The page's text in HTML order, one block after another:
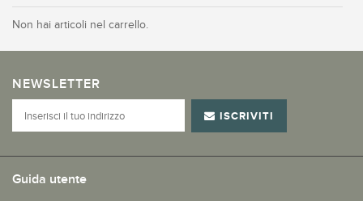
Non hai articoli nel carrello.
NEWSLETTER
ISCRIVITI
Guida utente